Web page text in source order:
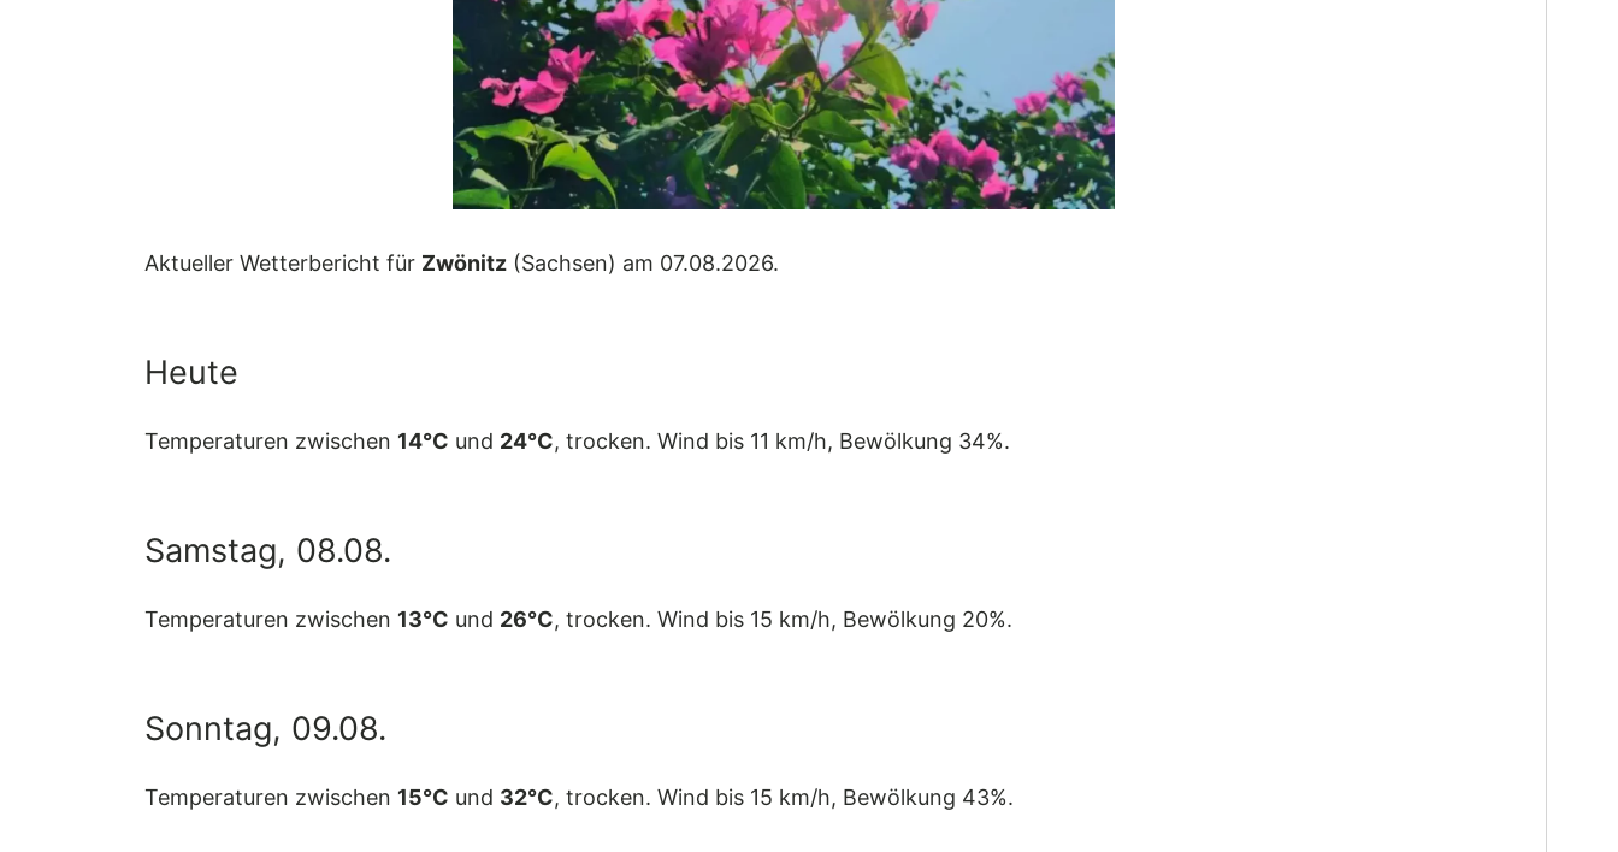
Aktueller Wetterbericht für Zwönitz (Sachsen) am 07.08.2026.
Heute
Temperaturen zwischen 14°C und 24°C, trocken. Wind bis 11 km/h, Bewölkung 34%.
Samstag, 08.08.
Temperaturen zwischen 13°C und 26°C, trocken. Wind bis 15 km/h, Bewölkung 20%.
Sonntag, 09.08.
Temperaturen zwischen 15°C und 32°C, trocken. Wind bis 15 km/h, Bewölkung 43%.